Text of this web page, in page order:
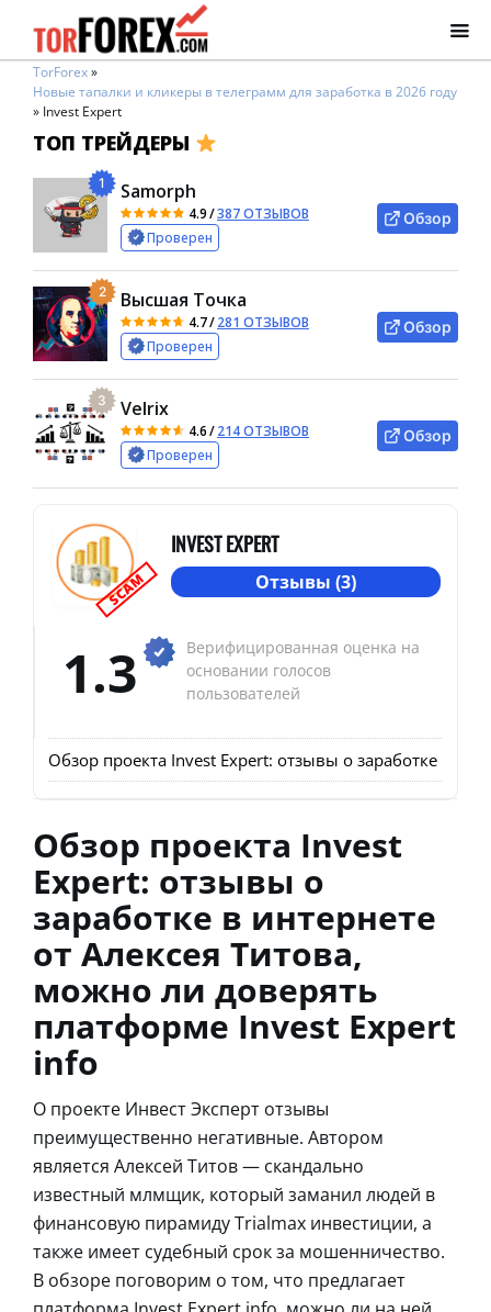
TorForex»
Новые тапалки и кликеры в телеграмм для заработка в 2026 году
» Invest Expert
ТОП ТРЕЙДЕРЫ
1 Samorph
4.9/387 ОТЗЫВОВ
Проверен
Обзор
2 Высшая Точка
4.7/281 ОТЗЫВОВ
Проверен
Обзор
3 Velrix
4.6/214 ОТЗЫВОВ
Проверен
Обзор
SCAM
INVEST EXPERT
Отзывы (3)
1.3
Верифицированная оценка на
основании голосов
пользователей
Обзор проекта Invest Expert: отзывы о заработке в
Обзор проекта Invest
Expert: отзывы о
заработке в интернете
от Алексея Титова,
можно ли доверять
платформе Invest Expert
info
О проекте Инвест Эксперт отзывы
преимущественно негативные. Автором
является Алексей Титов — скандально
известный млмщик, который заманил людей в
финансовую пирамиду Trialmax инвестиции, а
также имеет судебный срок за мошенничество.
В обзоре поговорим о том, что предлагает